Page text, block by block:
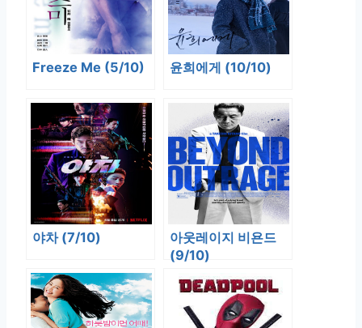
Freeze Me (5/10) 윤희에게 (10/10)
야차 (7/10)
아웃레이지 비욘드
(9/10)